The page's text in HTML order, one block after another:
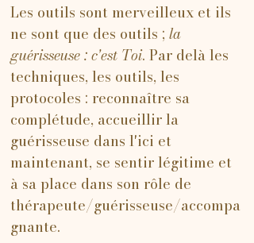
Les outils sont merveilleux et ils
ne sont que des outils ; la
guérisseuse : c'est Toi. Par delà les
techniques, les outils, les
protocoles : reconnaître sa
complétude, accueillir la
guérisseuse dans l'ici et
maintenant, se sentir légitime et
à sa place dans son rôle de
thérapeute/guérisseuse/accompa
gnante.